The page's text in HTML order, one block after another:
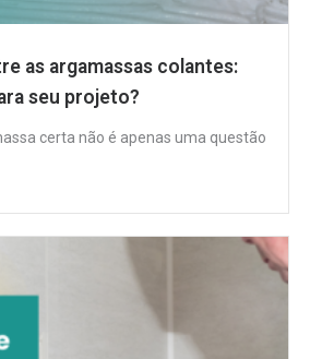
as argamassas colantes:
seu projeto?
certa não é apenas uma questão